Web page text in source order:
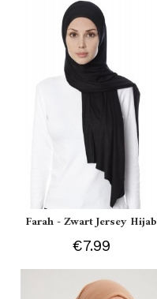
Farah - Zwart Jersey Hijab
€7.99